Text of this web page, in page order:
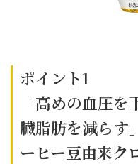
ポイント1
「高めの血圧
臓脂肪を減らす」
ーヒー豆由来ク